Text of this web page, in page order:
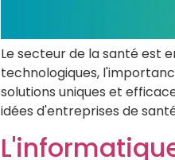
Le secteur de la santé est
technologiques,
solutions uniques et
idées d'entreprises de